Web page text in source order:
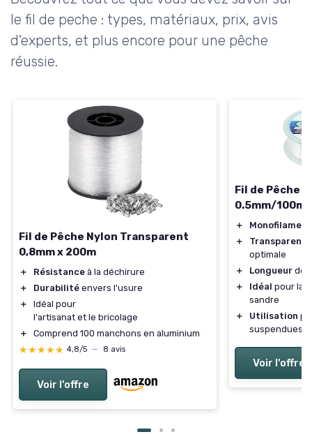
le fil de peche : types, matériaux, prix, avis
d'experts, et plus encore pour une pêche
réussie.
Fil de Pêche Nylon Transparent
0,8mm x 200m
＋ Résistance à la déchirure
＋
Durabilité envers l'usure
＋
Idéal pour
l'artisanat et le bricolage
＋
Comprend 100 manchons en aluminium
★★★★★
★★★★★ 4,8/5 — 8 avis
Voir l'offre
Fil de Pêche
0.5mm/100m
＋
Monofilament
＋
Transparent
optimale
＋
Longueur de
＋
Idéal pour la
sandre
＋
Utilisation
suspendues
Voir l'offre